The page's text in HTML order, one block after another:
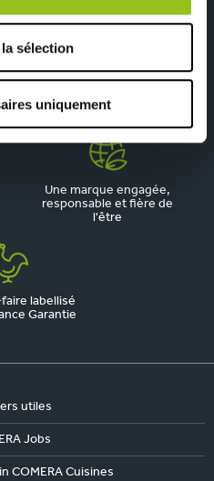
sélection
uniquement
respecte votre budget
Une marque engagée,
responsable et fière de
l'être
labellisé
Garantie
utiles
Jobs
COMERA Cuisines